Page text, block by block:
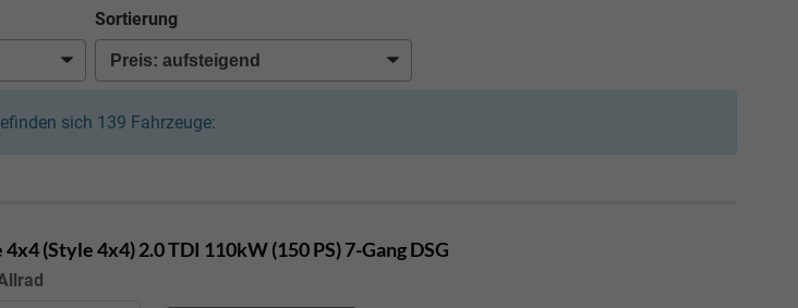
Sortierung
sich 139 Fahrzeuge:
(Style 4x4) 2.0 TDI 110kW (150 PS) 7-Gang DSG